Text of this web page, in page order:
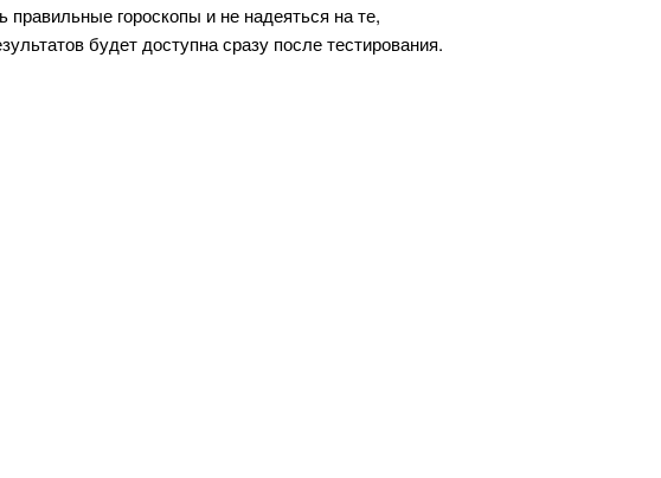
гороскопы и не надеяться на те,
будет доступна сразу после тестирования.